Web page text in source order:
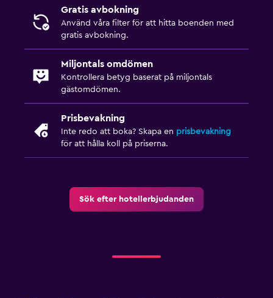
Gratis avbokning
Använd våra filter för att hitta boenden med
gratis avbokning.
Miljontals omdömen
Kontrollera betyg baserat på miljontals
gästomdömen.
Prisbevakning
Inte redo att boka? Skapa en prisbevakning
för att hålla koll på priserna.
Sök efter hotellerbjudanden